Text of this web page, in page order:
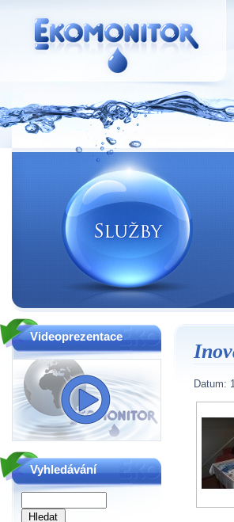
Datum:
Videoprezentace
Vyhledávání
Vodní zdroje Ekomonitor spol. s r.o.